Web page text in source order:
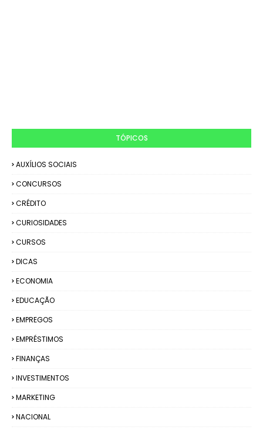
TÓPICOS
AUXÍLIOS SOCIAIS
CONCURSOS
CRÉDITO
CURIOSIDADES
CURSOS
DICAS
ECONOMIA
EDUCAÇÃO
EMPREGOS
EMPRÉSTIMOS
FINANÇAS
INVESTIMENTOS
MARKETING
NACIONAL